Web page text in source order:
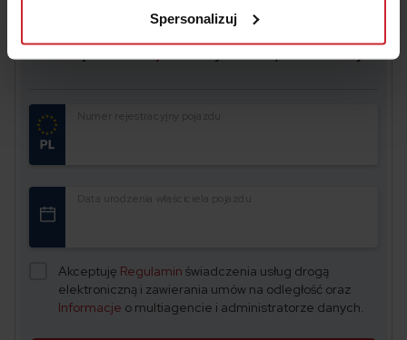
Spersonalizuj
Oszczędź naOC/AC– wyceń i kup w 2 minuty
Data urodzenia właściciela pojazdu
Akceptuję Regulamin świadczenia usług drogą
elektroniczną i zawierania umów na odległość oraz
Informacje o multiagencie i administratorze danych.